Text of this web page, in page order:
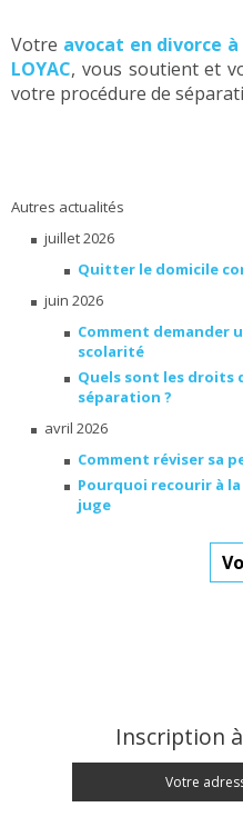
Votre avocat en divorce à
LOYAC, vous soutient et
votre procédure de
Autres actualités
juillet 2026
Quitter le domicile
juin 2026
Comment demander
scolarité
Quels sont les droits
séparation ?
avril 2026
Comment réviser sa
Pourquoi recourir à
juge
Inscription